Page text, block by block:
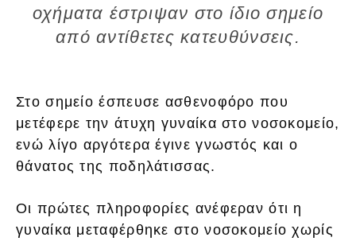
οχήματα έστριψαν στο ίδιο σημείο
από αντίθετες κατευθύνσεις.
Στο σημείο έσπευσε ασθενοφόρο που
μετέφερε την άτυχη γυναίκα στο νοσοκομείο,
ενώ λίγο αργότερα έγινε γνωστός και ο
θάνατος της ποδηλάτισσας.
Οι πρώτες πληροφορίες ανέφεραν ότι η
γυναίκα μεταφέρθηκε στο νοσοκομείο χωρίς